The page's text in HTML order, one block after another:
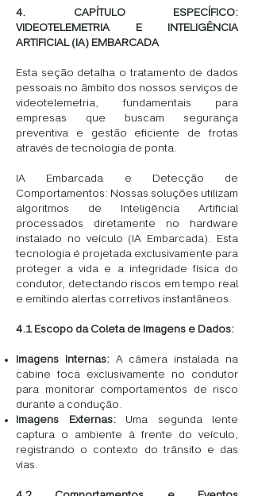
4. CAPÍTULO ESPECÍFICO:
VIDEOTELEMETRIA E INTELIGÊNCIA
ARTIFICIAL (IA) EMBARCADA
Esta seção detalha o tratamento de dados
pessoais no âmbito dos nossos serviços de
videotelemetria, fundamentais para
empresas que buscam segurança
preventiva e gestão eficiente de frotas
através de tecnologia de ponta.
IA Embarcada e Detecção de
Comportamentos: Nossas soluções utilizam
algoritmos de Inteligência Artificial
processados diretamente no hardware
instalado no veículo (IA Embarcada). Esta
tecnologia é projetada exclusivamente para
proteger a vida e a integridade física do
condutor, detectando riscos em tempo real
e emitindo alertas corretivos instantâneos.
4.1 Escopo da Coleta de Imagens e Dados:
Imagens Internas: A câmera instalada na
cabine foca exclusivamente no condutor
para monitorar comportamentos de risco
durante a condução.
Imagens Externas: Uma segunda lente
captura o ambiente à frente do veículo,
registrando o contexto do trânsito e das
vias.